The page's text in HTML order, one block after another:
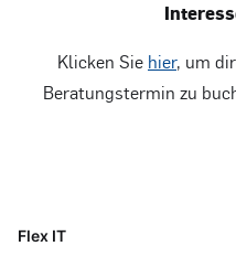
Klicken Sie hier, um
Beratungstermin zu
Flex IT